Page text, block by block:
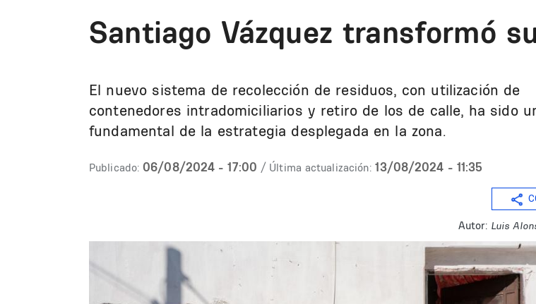
Santiago Vázquez transformó
El nuevo sistema de recolección de residuos, con utilización de
contenedores intradomiciliarios y retiro de los de calle, ha sido
fundamental de la estrategia desplegada en la zona.
Publicado: 06/08/2024 - 17:00 / Última actualización: 13/08/2024 - 11:35
Autor: Luis